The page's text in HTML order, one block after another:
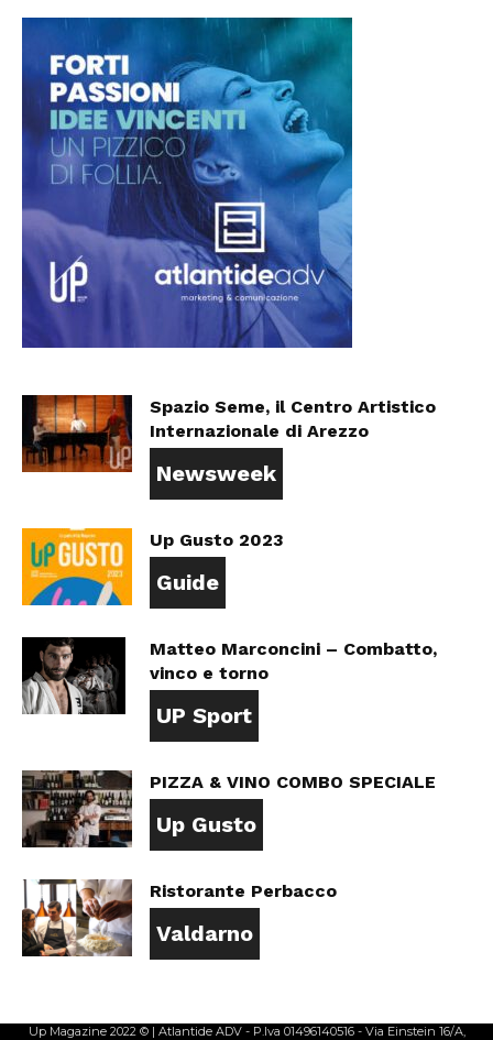
Spazio Seme, il Centro Artistico
Internazionale di Arezzo
Newsweek
Up Gusto 2023
Guide
Matteo Marconcini – Combatto,
vinco e torno
UP Sport
PIZZA & VINO COMBO SPECIALE
Up Gusto
Ristorante Perbacco
Valdarno
Up Magazine 2022 © | Atlantide ADV - P.Iva 01496140516 - Via Einstein 16/A,